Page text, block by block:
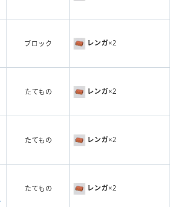
ブロック レンガ×2
たてもの レンガ×2
たてもの レンガ×2
たてもの レンガ×2